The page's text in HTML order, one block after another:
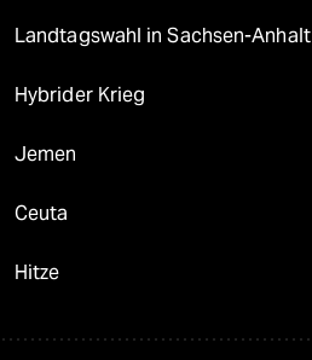
Landtagswahl in Sachsen-Anhalt
Hybrider Krieg
Jemen
Ceuta
Hitze